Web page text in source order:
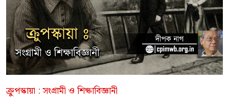
ক্রুপস্কায়া : সংগ্রামী ও শিক্ষাবিজ্ঞানী